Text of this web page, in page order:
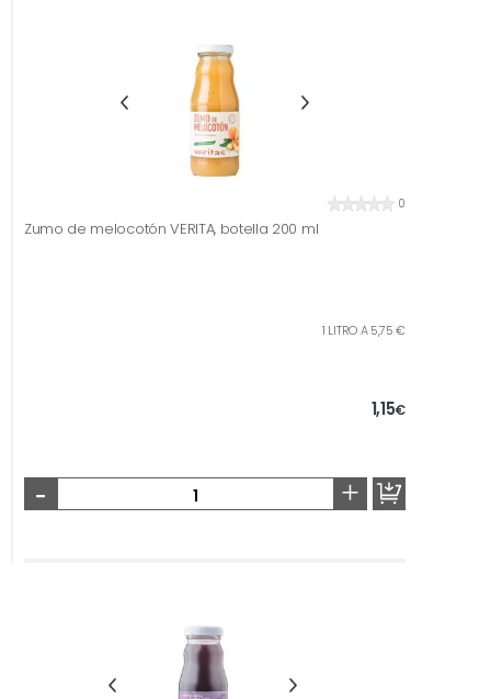
0
Zumo de melocotón VERITA, botella 200 ml
1 LITRO A 5,75 €
1,15€
- +